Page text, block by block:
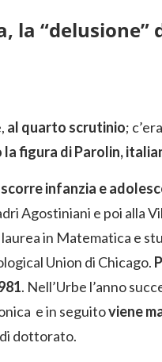
la “delusione”
al quarto scrutinio;
figura di Parolin,
infanzia e
Agostiniani e poi alla
in Matematica e
Union di Chicago.
. Nell’Urbe l’anno
e in seguitoviene
dottorato.